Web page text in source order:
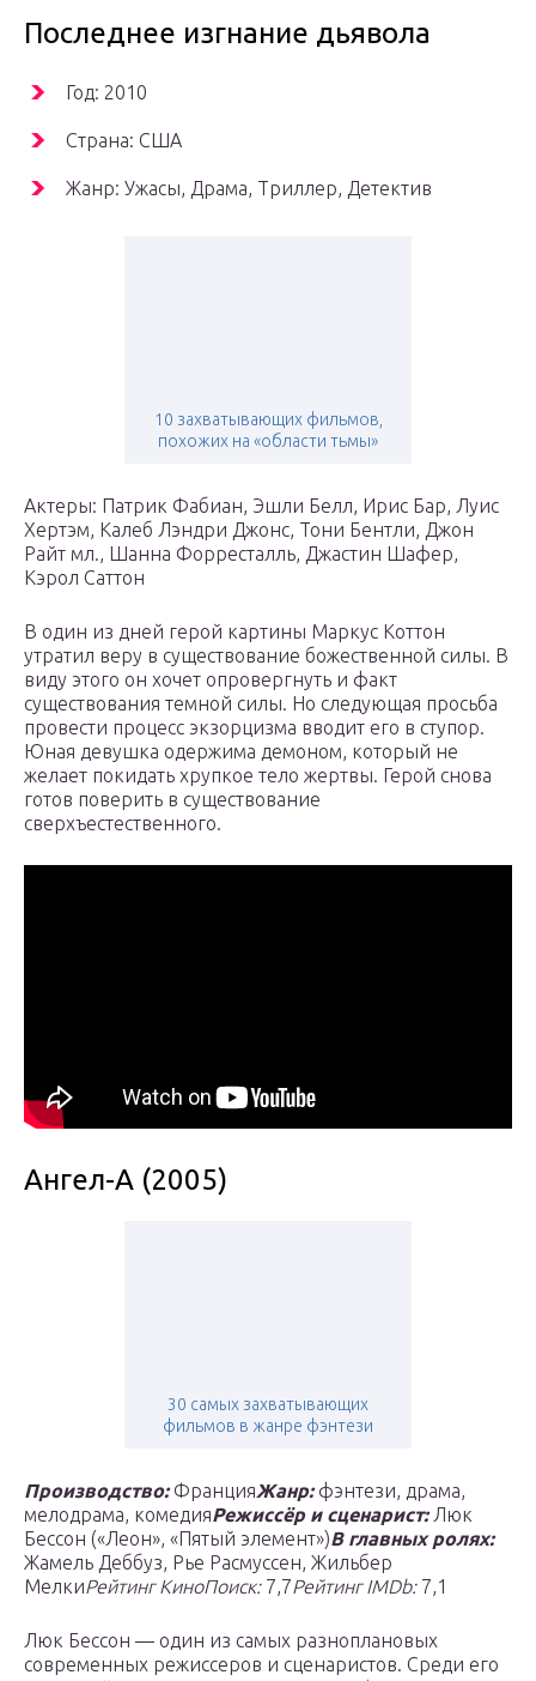
Последнее изгнание дьявола
Год: 2010
Страна: США
Жанр: Ужасы, Драма, Триллер, Детектив
10 захватывающих фильмов,
похожих на «области тьмы»
Актеры: Патрик Фабиан, Эшли Белл, Ирис Бар, Луис
Хертэм, Калеб Лэндри Джонс, Тони Бентли, Джон
Райт мл., Шанна Форресталль, Джастин Шафер,
Кэрол Саттон
В один из дней герой картины Маркус Коттон
утратил веру в существование божественной силы. В
виду этого он хочет опровергнуть и факт
существования темной силы. Но следующая просьба
провести процесс экзорцизма вводит его в ступор.
Юная девушка одержима демоном, который не
желает покидать хрупкое тело жертвы. Герой снова
готов поверить в существование
сверхъестественного.
Ангел-А (2005)
30 самых захватывающих
фильмов в жанре фэнтези
Производство:ФранцияЖанр:фэнтези, драма,
мелодрама, комедияРежиссёр и сценарист:Люк
Бессон («Леон», «Пятый элемент»)В главных ролях:
Жамель Деббуз, Рье Расмуссен, Жильбер
МелкиРейтинг КиноПоиск:7,7Рейтинг IMDb:7,1
Люк Бессон — один из самых разноплановых
современных режиссеров и сценаристов. Среди его